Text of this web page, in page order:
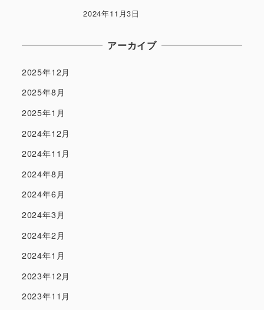
2024年11月3日
アーカイブ
2025年12月
2025年8月
2025年1月
2024年12月
2024年11月
2024年8月
2024年6月
2024年3月
2024年2月
2024年1月
2023年12月
2023年11月